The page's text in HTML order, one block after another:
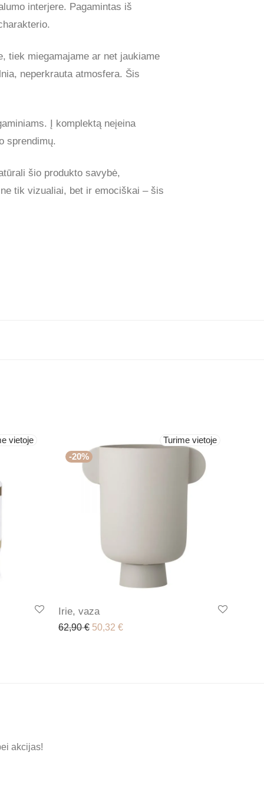
interjere. Pagamintas iš
tiek miegamajame ar net jaukiame
neperkrauta atmosfera. Šis
Į komplektą neįeina
sprendimų.
šio produkto savybė,
tik vizualiai, bet ir emociškai – šis
vietoje
€.
20,93 €.
Turime vietoje
-20%
Irie, vaza
62,90€ Original price was: 62,90 €.
50,32 €Current price is: 50,32 €.
akcijas!